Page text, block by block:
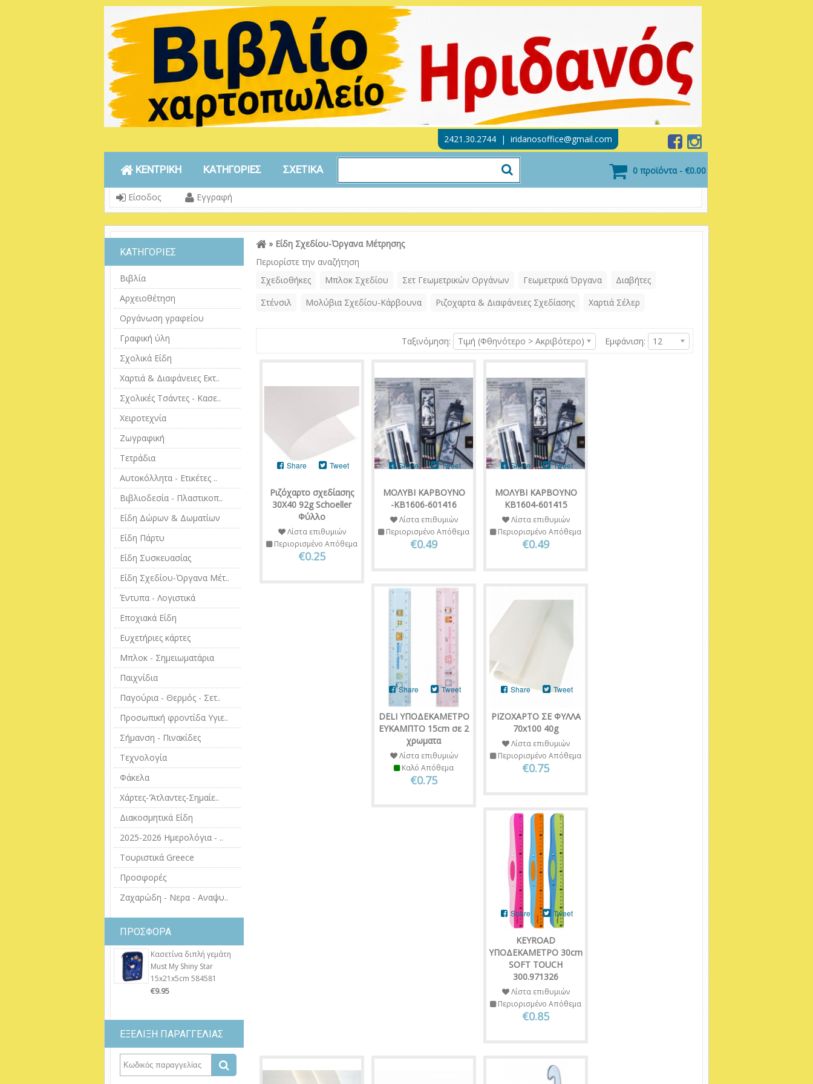
2421.30.2744 | iridanosoffice@gmail.com
0 προϊόντα - €0.00
ΚΕΝΤΡΙΚΗ ΚΑΤΗΓΟΡΙΕΣ ΣΧΕΤΙΚΑ
Είσοδος Εγγραφή
ΚΑΤΗΓΟΡΙΕΣ
Βιβλία
Αρχειοθέτηση
Οργάνωση γραφείου
Γραφική ύλη
Σχολικά Είδη
Χαρτιά & Διαφάνειες Εκτ..
Σχολικές Τσάντες - Κασε..
Χειροτεχνία
Ζωγραφική
Τετράδια
Αυτοκόλλητα - Ετικέτες ..
Βιβλιοδεσία - Πλαστικοπ..
Είδη Δώρων & Δωματίων
Είδη Πάρτυ
Είδη Συσκευασίας
Είδη Σχεδίου-Όργανα Μέτ..
Έντυπα - Λογιστικά
Εποχιακά Είδη
Ευχετήριες κάρτες
Μπλοκ - Σημειωματάρια
Παιχνίδια
Παγούρια - Θερμός - Σετ..
Προσωπική φροντίδα Υγιε..
Σήμανση - Πινακίδες
Τεχνολογία
Φάκελα
Χάρτες-'Άτλαντες-Σημαίε..
Διακοσμητικά Είδη
2025-2026 Ημερολόγια - ..
Τουριστικά Greece
Προσφορές
Ζαχαρώδη - Νερα - Αναψυ..
ΠΡΟΣΦΟΡΑ
Κασετίνα διπλή γεμάτη
Must My Shiny Star
15x21x5cm 584581
€9.95
ΕΞΕΛΙΞΗ ΠΑΡΑΓΓΕΛΙΑΣ
» Είδη Σχεδίου-Όργανα Μέτρησης
Περιορίστε την αναζήτηση
Σχεδιοθήκες
Μπλοκ Σχεδίου Σετ Γεωμετρικών Οργάνων Γεωμετρικά Όργανα
Διαβήτες
Στένσιλ
Μολύβια Σχεδίου-Κάρβουνα Ριζοχαρτα & Διαφάνειες Σχεδίασης Χαρτιά Σέλερ
Εμφάνιση: 12
Ταξινόμηση: Τιμή (Φθηνότερο > Ακριβότερο)
Ριζόχαρτο σχεδίασης
30Χ40 92g Schoeller
Φύλλο
Share Tweet
Λίστα επιθυμιών
Περιορισμένο Απόθεμα
€0.25
ΜΟΛΥΒΙ ΚΑΡΒΟΥΝΟ
-ΚΒ1606-601416
Share Tweet
Λίστα επιθυμιών
Περιορισμένο Απόθεμα
€0.49
ΜΟΛΥΒΙ ΚΑΡΒΟΥΝΟ
ΚΒ1604-601415
Share Tweet
Λίστα επιθυμιών
Περιορισμένο Απόθεμα
€0.49
DELI ΥΠΟΔΕΚΑΜΕΤΡΟ
ΕΥΚΑΜΠΤΟ 15cm σε 2
χρωματα
Share Tweet
Λίστα επιθυμιών
Καλό Απόθεμα
€0.75
ΡΙΖΟΧΑΡΤΟ ΣΕ ΦΥΛΛΑ
70x100 40g
Share Tweet
Λίστα επιθυμιών
Περιορισμένο Απόθεμα
€0.75
KEYROAD
ΥΠΟΔΕΚΑΜΕΤΡΟ 30cm
SOFT TOUCH
300.971326
Share Tweet
Λίστα επιθυμιών
Περιορισμένο Απόθεμα
€0.85